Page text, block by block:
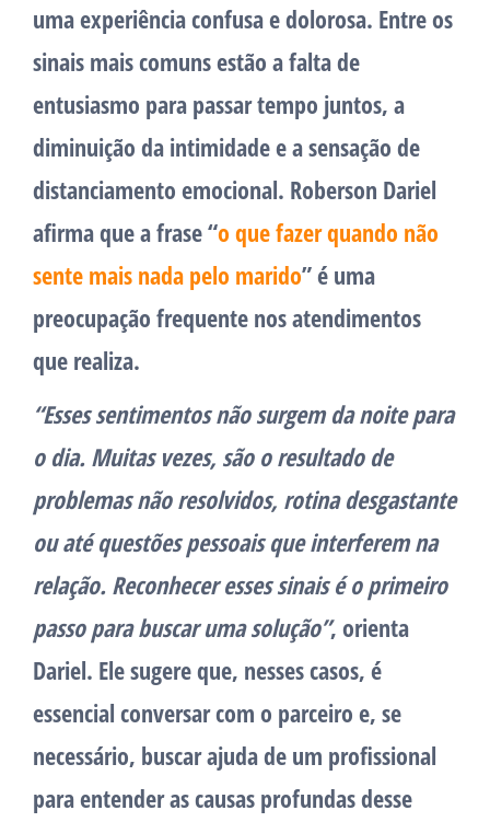
uma experiência confusa e dolorosa. Entre os
sinais mais comuns estão a falta de
entusiasmo para passar tempo juntos, a
diminuição da intimidade e a sensação de
distanciamento emocional. Roberson Dariel
afirma que a frase “o que fazer quando não
sente mais nada pelo marido” é uma
preocupação frequente nos atendimentos
que realiza.
“Esses sentimentos não surgem da noite para
o dia. Muitas vezes, são o resultado de
problemas não resolvidos, rotina desgastante
ou até questões pessoais que interferem na
relação. Reconhecer esses sinais é o primeiro
passo para buscar uma solução”, orienta
Dariel. Ele sugere que, nesses casos, é
essencial conversar com o parceiro e, se
necessário, buscar ajuda de um profissional
para entender as causas profundas desse